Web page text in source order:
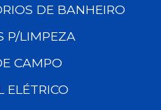
DE BANHEIRO
P/LIMPEZA
CAMPO
ELÉTRICO